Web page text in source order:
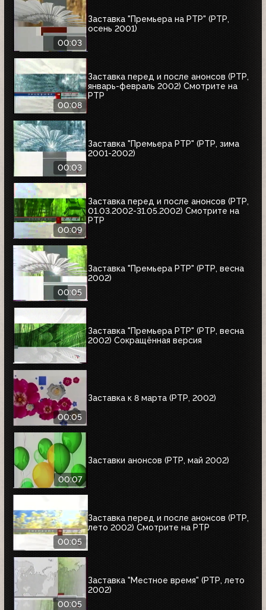
00:03
Заставка "Премьера на РТР" (РТР,
осень 2001)
00:08
Заставка перед и после анонсов (РТР,
январь-февраль 2002) Смотрите на
РТР
00:03
Заставка "Премьера РТР" (РТР, зима
2001-2002)
00:09
Заставка перед и после анонсов (РТР,
01.03.2002-31.05.2002) Смотрите на
РТР
00:05
Заставка "Премьера РТР" (РТР, весна
2002)
Заставка "Премьера РТР" (РТР, весна
2002) Сокращённая версия
00:05
Заставка к 8 марта (РТР, 2002)
00:07
Заставки анонсов (РТР, май 2002)
00:05
Заставка перед и после анонсов (РТР,
лето 2002) Смотрите на РТР
00:05
Заставка "Местное время" (РТР, лето
2002)